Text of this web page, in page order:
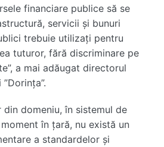
financiare publice să se
servicii și bunuri
trebuie utilizați pentru
tuturor, fără discriminare pe
a mai adăugat directorul
domeniu, în sistemul de
în țară, nu există un
a standardelor și